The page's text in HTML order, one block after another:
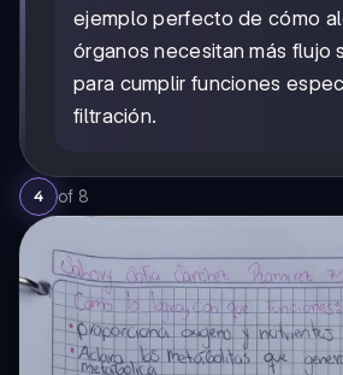
ejemplo perfecto de cómo
órganos necesitan más flujo
para cumplir funciones
filtración.
4 of 8